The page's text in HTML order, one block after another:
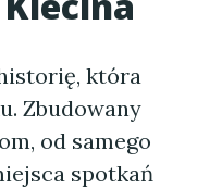
która
Zbudowany
od samego
spotkań